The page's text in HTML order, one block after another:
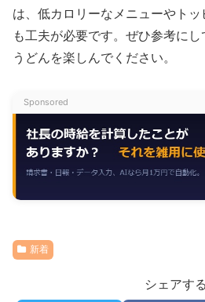
は、低カロリーなメニューやト
も工夫が必要です。ぜひ参考に
うどんを楽しんでください。
Sponsored
新着
シェアする